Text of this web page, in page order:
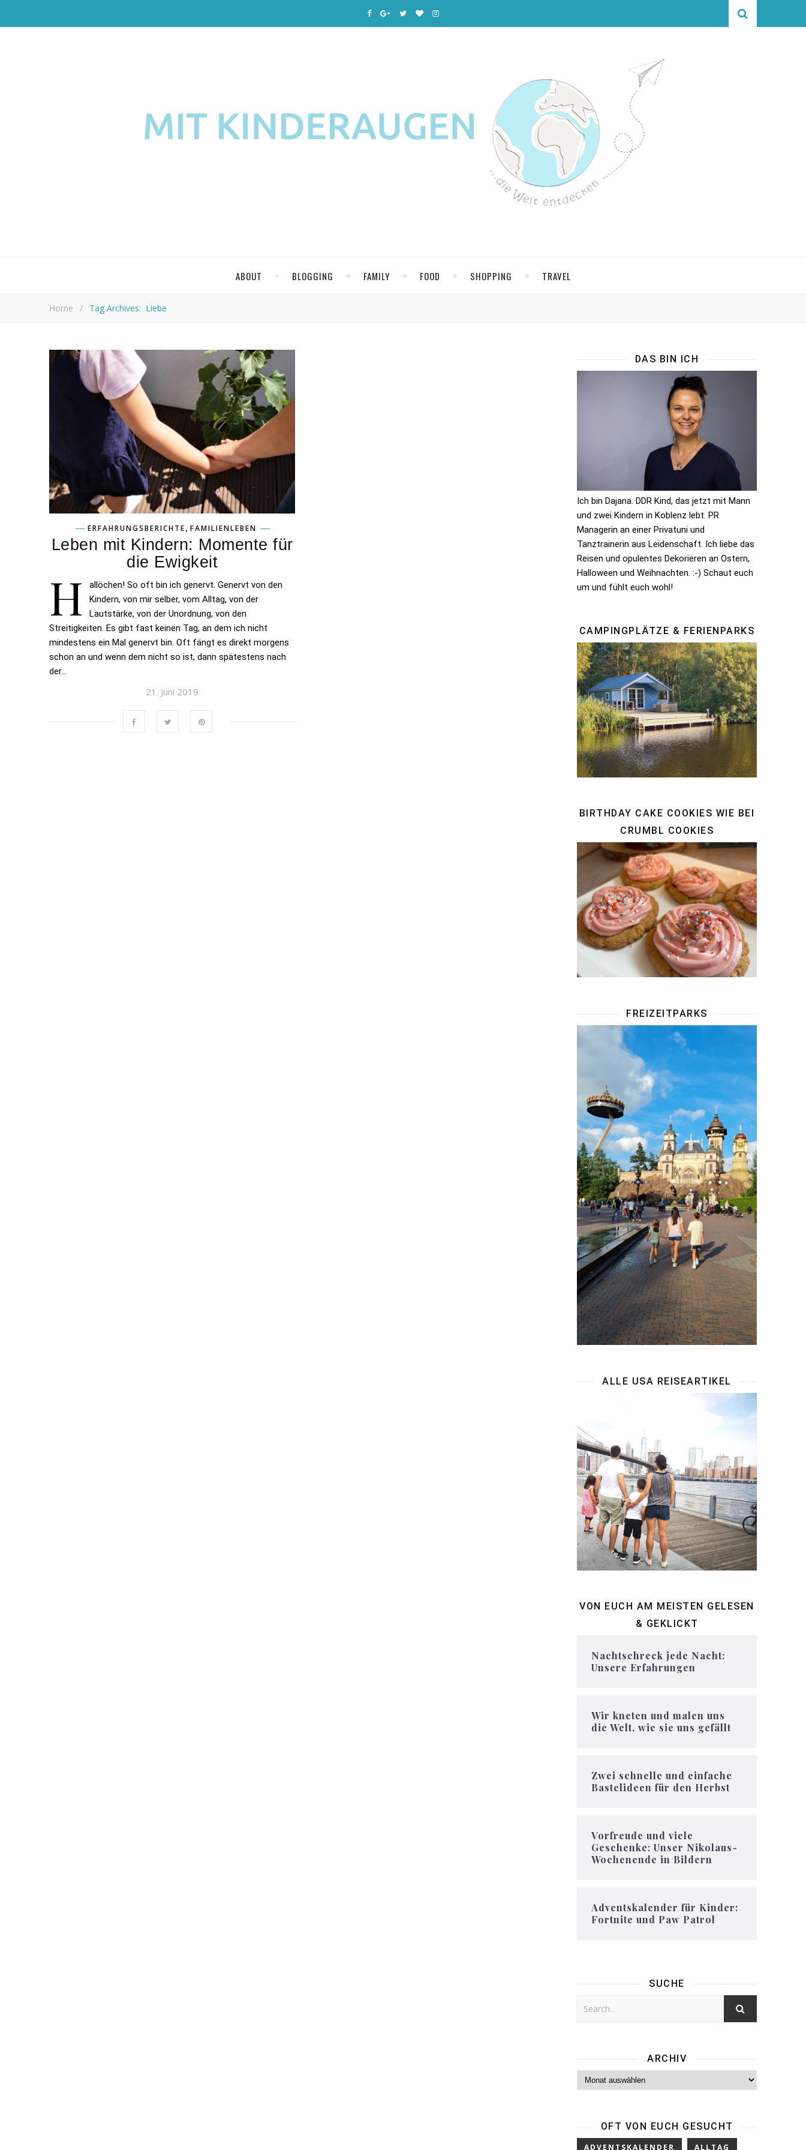
ABOUT BLOGGING FAMILY FOOD SHOPPING TRAVEL
Home / Tag Archives: Liebe
ERFAHRUNGSBERICHTE, FAMILIENLEBEN
Leben mit Kindern: Momente für
die Ewigkeit
H
allöchen! So oft bin ich genervt. Genervt von den
Kindern, von mir selber, vom Alltag, von der
Lautstärke, von der Unordnung, von den
Streitigkeiten. Es gibt fast keinen Tag, an dem ich nicht
mindestens ein Mal genervt bin. Oft fängt es direkt morgens
schon an und wenn dem nicht so ist, dann spätestens nach
der…
21. Juni 2019
DAS BIN ICH
Ich bin Dajana. DDR Kind, das jetzt mit Mann
und zwei Kindern in Koblenz lebt. PR
Managerin an einer Privatuni und
Tanztrainerin aus Leidenschaft. Ich liebe das
Reisen und opulentes Dekorieren an Ostern,
Halloween und Weihnachten. :-) Schaut euch
um und fühlt euch wohl!
CAMPINGPLÄTZE & FERIENPARKS
BIRTHDAY CAKE COOKIES WIE BEI
CRUMBL COOKIES
FREIZEITPARKS
ALLE USA REISEARTIKEL
VON EUCH AM MEISTEN GELESEN
& GEKLICKT
Nachtschreck jede Nacht:
Unsere Erfahrungen
Wir kneten und malen uns
die Welt, wie sie uns gefällt
Zwei schnelle und einfache
Bastelideen für den Herbst
Vorfreude und viele
Geschenke: Unser Nikolaus-
Wochenende in Bildern
Adventskalender für Kinder:
Fortnite und Paw Patrol
SUCHE
ARCHIV
Archiv
OFT VON EUCH GESUCHT
ADVENTSKALENDER ALLTAG